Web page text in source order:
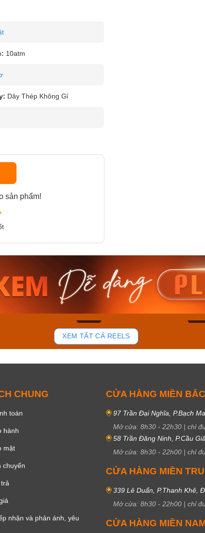
10atm
Dây Thép Không Gỉ
sản phẩm!
45
Casio Nam MTS-
RS100L-1AVDF
4.276.000₫
3.634.600₫
Casio
230EL-
Mua
XEM TẤT CẢ REELS
CHUNG
toán
hành
mật
chuyển
nhận và phản ánh, yêu
CỬA HÀNG MIỀN BẮC
97 Trần Đại Nghĩa, P.Bạch
Mở cửa: 8h30 - 22h30 | chỉ
58 Trần Đăng Ninh, P.Cầu
Mở cửa: 8h30 - 22h00 | chỉ
CỬA HÀNG MIỀN
339 Lê Duẩn, P.Thanh Khê,
Mở cửa: 8h30 - 22h00 | chỉ
CỬA HÀNG MIỀN